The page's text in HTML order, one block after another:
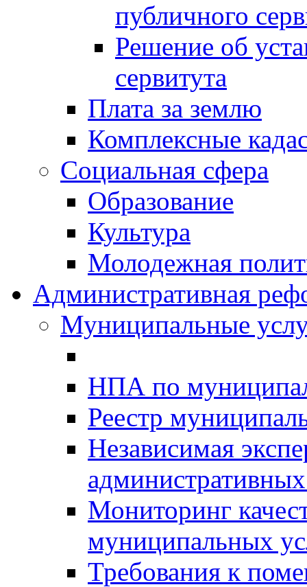
публичного
Решение об
сервитута
Плата за землю
Комплексные
Социальная сфера
Образование
Культура
Молодежная
Административная
Муниципальные
НПА по
Реестр
Независимая
Мониторинг
муниципальных
Требования к